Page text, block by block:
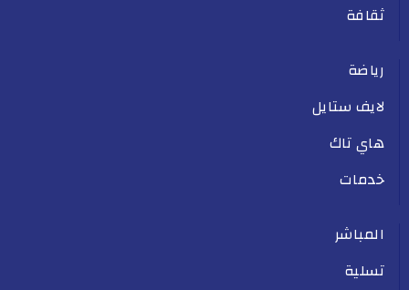
ثقافة
رياضة
لايف ستايل
هاي تاك
خدمات
المباشر
تسلية